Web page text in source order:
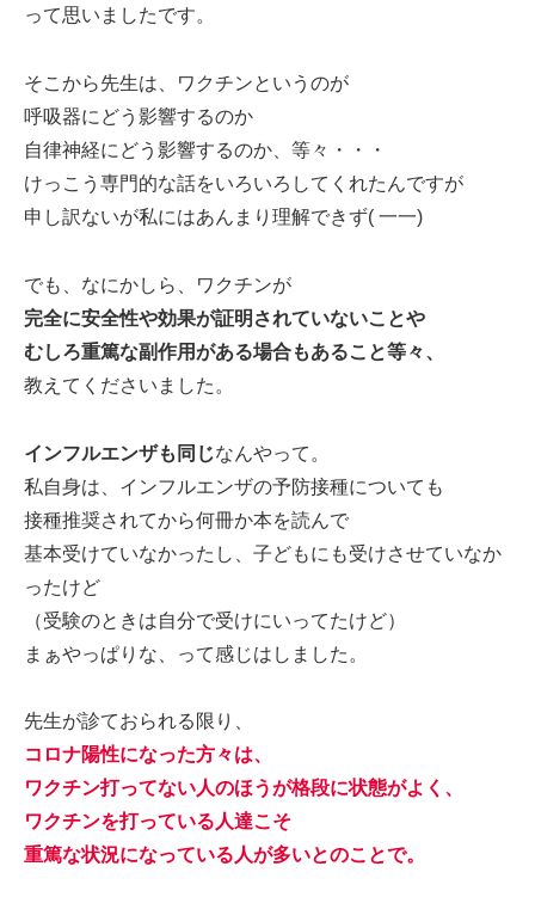
って思いましたです。
そこから先生は、ワクチンというのが
呼吸器にどう影響するのか
自律神経にどう影響するのか、等々・・・
けっこう専門的な話をいろいろしてくれたんですが
申し訳ないが私にはあんまり理解できず( 一一)
でも、なにかしら、ワクチンが
完全に安全性や効果が証明されていないことや
むしろ重篤な副作用がある場合もあること等々、
教えてくださいました。
インフルエンザも同じなんやって。
私自身は、インフルエンザの予防接種についても
接種推奨されてから何冊か本を読んで
基本受けていなかったし、子どもにも受けさせていなか
ったけど
（受験のときは自分で受けにいってたけど）
まぁやっぱりな、って感じはしました。
先生が診ておられる限り、
コロナ陽性になった方々は、
ワクチン打ってない人のほうが格段に状態がよく、
ワクチンを打っている人達こそ
重篤な状況になっている人が多いとのことで。